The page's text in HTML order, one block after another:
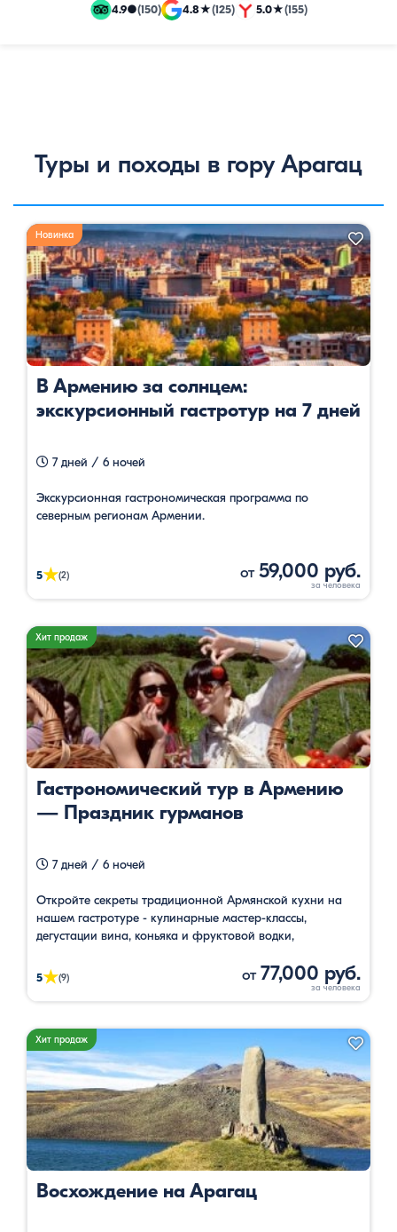
4.9●(150) 4.8★(125) 5.0★(155)
Туры и походы в гору Арагац
Новинка
В Армению за солнцем:
экскурсионный гастротур на 7 дней
7 дней / 6 ночей
Экскурсионная гастрономическая программа по
северным регионам Армении.
5★(2) от 59,000 руб.
Хит продаж
Гастрономический тур в Армению
— Праздник гурманов
7 дней / 6 ночей
Откройте секреты традиционной Армянской кухни на
нашем гастротуре - кулинарные мастер-классы,
дегустации вина, коньяка и фруктовой водки,
национальной шоу программе.
5★(9) от 77,000 руб.
Хит продаж
Восхождение на Арагац